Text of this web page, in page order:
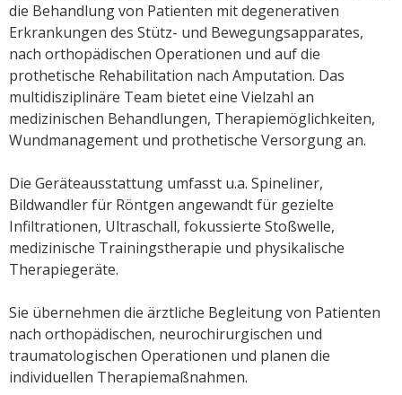
die Behandlung von Patienten mit degenerativen
Erkrankungen des Stütz- und Bewegungsapparates,
nach orthopädischen Operationen und auf die
prothetische Rehabilitation nach Amputation. Das
multidisziplinäre Team bietet eine Vielzahl an
medizinischen Behandlungen, Therapiemöglichkeiten,
Wundmanagement und prothetische Versorgung an.
Die Geräteausstattung umfasst u.a. Spineliner,
Bildwandler für Röntgen angewandt für gezielte
Infiltrationen, Ultraschall, fokussierte Stoßwelle,
medizinische Trainingstherapie und physikalische
Therapiegeräte.
Sie übernehmen die ärztliche Begleitung von Patienten
nach orthopädischen, neurochirurgischen und
traumatologischen Operationen und planen die
individuellen Therapiemaßnahmen.